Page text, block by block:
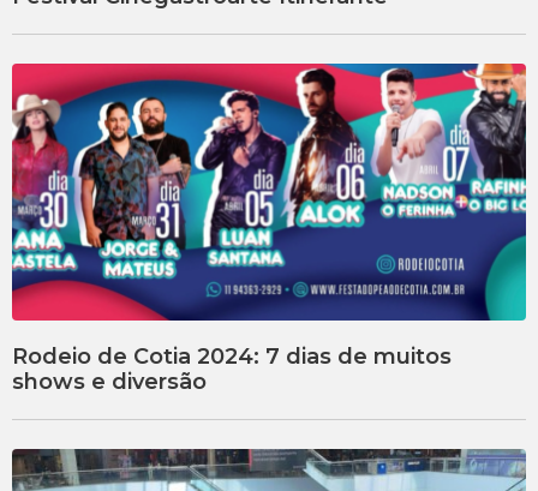
Rodeio de Cotia 2024: 7 dias de muitos
shows e diversão